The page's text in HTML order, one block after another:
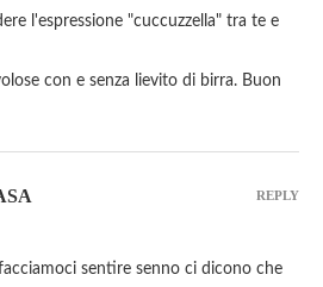
l'espressione "cuccuzzella" tra te e
con e senza lievito di birra. Buon
sentire senno ci dicono che
REPLY